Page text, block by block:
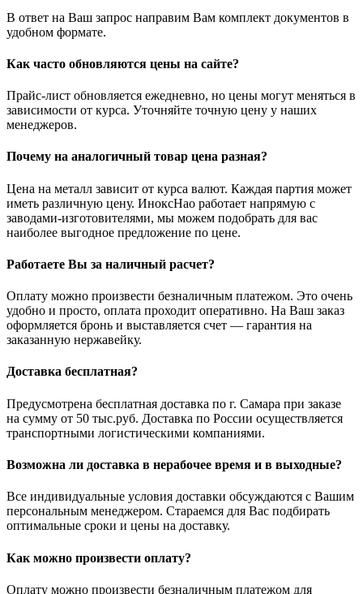
В ответ на Ваш запрос направим Вам комплект документов в
удобном формате.
Как часто обновляются цены на сайте?
Прайс-лист обновляется ежедневно, но цены могут меняться в
зависимости от курса. Уточняйте точную цену у наших
менеджеров.
Почему на аналогичный товар цена разная?
Цена на металл зависит от курса валют. Каждая партия может
иметь различную цену. ИноксНао работает напрямую с
заводами-изготовителями, мы можем подобрать для вас
наиболее выгодное предложение по цене.
Работаете Вы за наличный расчет?
Оплату можно произвести безналичным платежом. Это очень
удобно и просто, оплата проходит оперативно. На Ваш заказ
оформляется бронь и выставляется счет — гарантия на
заказанную нержавейку.
Доставка бесплатная?
Предусмотрена бесплатная доставка по г. Самара при заказе
на сумму от 50 тыс.руб. Доставка по России осуществляется
транспортными логистическими компаниями.
Возможна ли доставка в нерабочее время и в выходные?
Все индивидуальные условия доставки обсуждаются с Вашим
персональным менеджером. Стараемся для Вас подбирать
оптимальные сроки и цены на доставку.
Как можно произвести оплату?
Оплату можно произвести безналичным платежом для